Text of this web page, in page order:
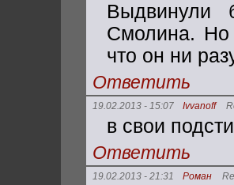
Смолина. Но
что он ни
Ответить
19.02.2013 - 15:07 Ivvanoff
в свои
Ответить
19.02.2013 - 21:31 Роман